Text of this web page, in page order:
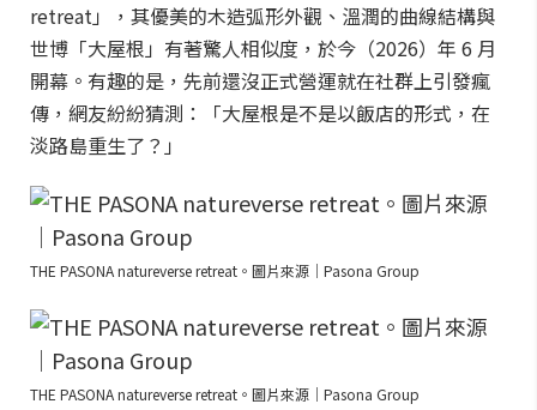
retreat」，其優美的木造弧形外觀、溫潤的曲線結構與
世博「大屋根」有著驚人相似度，於今（2026）年 6 月
開幕。有趣的是，先前還沒正式營運就在社群上引發瘋
傳，網友紛紛猜測：「大屋根是不是以飯店的形式，在
淡路島重生了？」
THE PASONA natureverse retreat。圖片來源｜Pasona Group
THE PASONA natureverse retreat。圖片來源｜Pasona Group